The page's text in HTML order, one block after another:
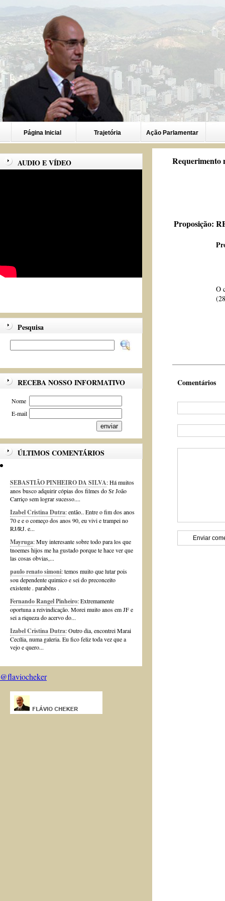
Página Inicial Trajetória Ação Parlamentar
AUDIO E VÍDEO
Pesquisa
RECEBA NOSSO INFORMATIVO
Nome
E-mail
ÚLTIMOS COMENTÁRIOS
SEBASTIÃO PINHEIRO DA SILVA: Há muitos
anos busco adquirir cópias dos filmes do Sr João
Carriço sem lograr sucesso....
Izabel Cristina Dutra: então.. Entre o fim dos anos
70 e e o começo dos anos 90, eu vivi e trampei no
RJ/RJ. e...
Mayruga: Muy interesante sobre todo para los que
tnoemes hijos me ha gustado porque te hace ver que
las cosas obvias,...
paulo renato simoni: temos muito que lutar pois
sou dependente quimico e sei do preconceito
existente . parabéns .
Fernando Rangel Pinheiro: Extremamente
oportuna a reivindicação. Morei muito anos em JF e
sei a riqueza do acervo do...
Izabel Cristina Dutra: Outro dia, encontrei Marai
Cecília, numa galeria. Eu fico feliz toda vez que a
vejo e quero...
@flaviocheker
Requerimento
Proposição:
O
Comentários